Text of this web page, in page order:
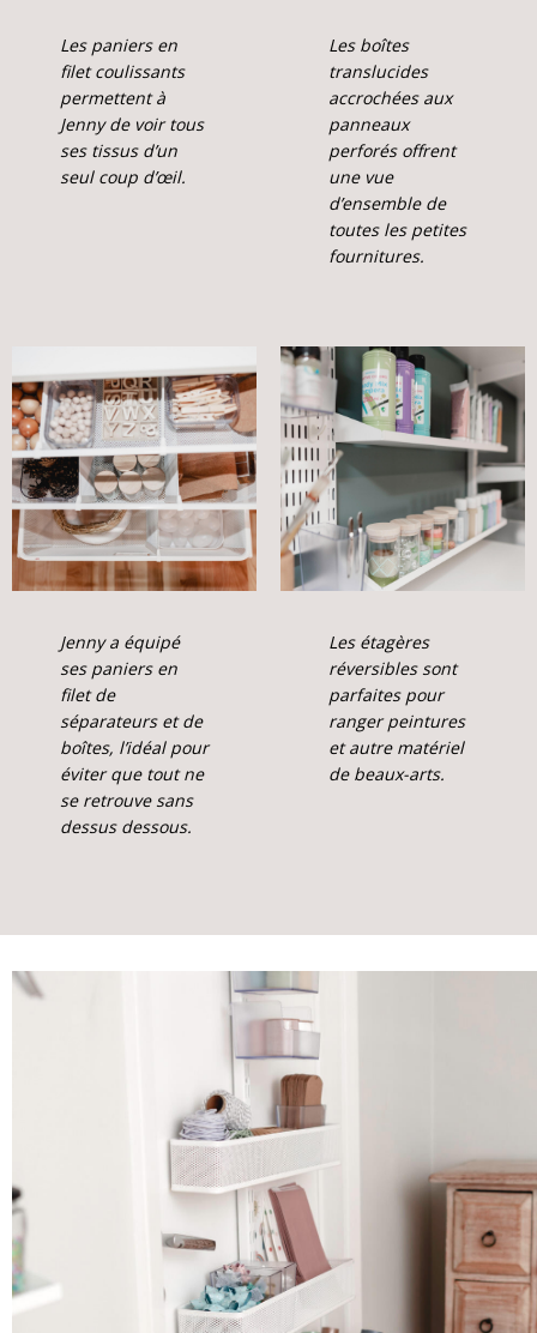
Les paniers en
filet coulissants
permettent à
Jenny de voir tous
ses tissus d’un
seul coup d’œil.
Les boîtes
translucides
accrochées aux
panneaux
perforés offrent
une vue
d’ensemble de
toutes les petites
fournitures.
Jenny a équipé
ses paniers en
filet de
séparateurs et de
boîtes, l’idéal pour
éviter que tout ne
se retrouve sans
dessus dessous.
Les étagères
réversibles sont
parfaites pour
ranger peintures
et autre matériel
de beaux-arts.